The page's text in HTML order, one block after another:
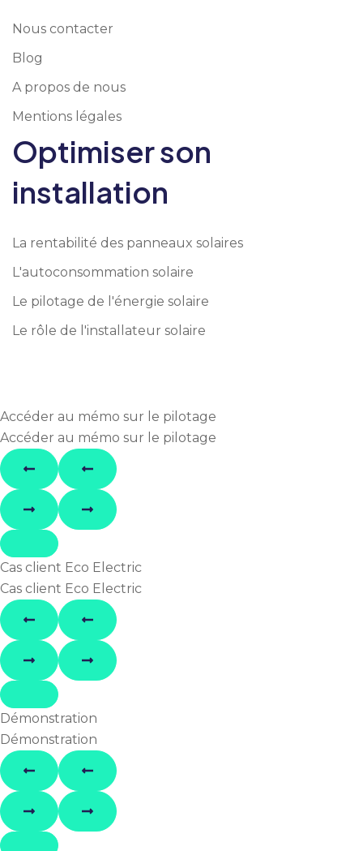
Nous contacter
Blog
A propos de nous
Mentions légales
Optimiser son
installation
La rentabilité des panneaux solaires
L'autoconsommation solaire
Le pilotage de l'énergie solaire
Le rôle de l'installateur solaire
Accéder au mémo sur le pilotage
Accéder au mémo sur le pilotage
Cas client Eco Electric
Cas client Eco Electric
Démonstration
Démonstration